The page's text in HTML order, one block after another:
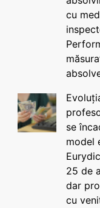
cu
se
model
25 de
dar
cu